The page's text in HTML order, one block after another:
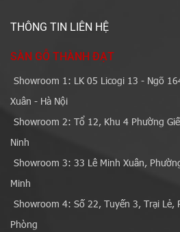
THÔNG TIN LIÊN HỆ
SÀN GỖ THÀNH ĐẠT
Showroom 1: LK 05 Licogi 13 - Ngõ
Xuân - Hà Nội
Showroom 2: Tổ 12, Khu 4 Phường
Ninh
Showroom 3: 33 Lê Minh Xuân,
Minh
Showroom 4: Số 22, Tuyến 3, Trại Lẻ,
Phòng